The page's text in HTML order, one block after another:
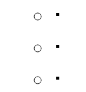
･
･
･